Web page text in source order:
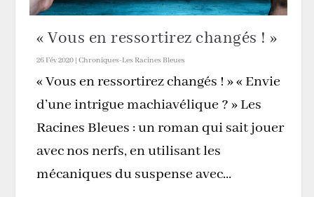
« Vous en ressortirez changés ! »
26 Fév 2020 |Chroniques-Les Racines Bleues
« Vous en ressortirez changés ! » « Envie
d’une intrigue machiavélique ? » Les
Racines Bleues : un roman qui sait jouer
avec nos nerfs, en utilisant les
mécaniques du suspense avec...